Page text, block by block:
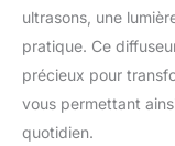
ultrasons, une
pratique. Ce
précieux pour
vous permettant
quotidien.